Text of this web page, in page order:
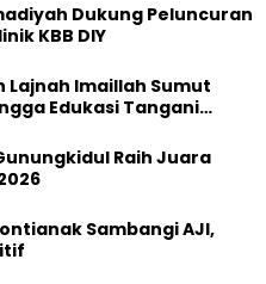
Dukung Peluncuran
KBB DIY
Lajnah Imaillah Sumut
Edukasi Tangani
Raih Juara
Sambangi AJI,